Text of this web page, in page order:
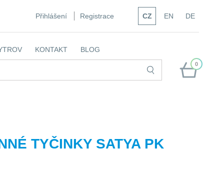
Přihlášení Registrace CZ EN DE
KONTAKT BLOG
0
TYČINKY SATYA PK